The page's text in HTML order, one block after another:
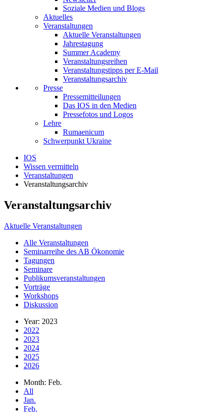
Soziale Medien und Blogs
Aktuelles
Veranstaltungen
Aktuelle Veranstaltungen
Jahrestagung
Summer Academy
Veranstaltungsreihen
Veranstaltungstipps per E-Mail
Veranstaltungsarchiv
Presse
Pressemitteilungen
Das IOS in den Medien
Pressefotos und Logos
Lehre
Rumaenicum
Schwerpunkt Ukraine
IOS
Wissen vermitteln
Veranstaltungen
Veranstaltungsarchiv
Veranstaltungsarchiv
Aktuelle Veranstaltungen
Alle Veranstaltungen
Seminarreihe des AB Ökonomie
Tagungen
Seminare
Publikumsveranstaltungen
Vorträge
Workshops
Diskussion
Year: 2023
2022
2023
2024
2025
2026
Month: Feb.
All
Jan.
Feb.